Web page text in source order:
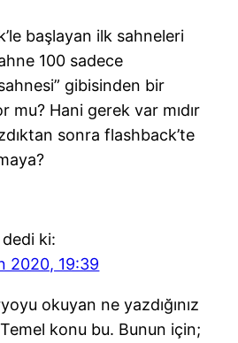
başlayan ilk sahneleri
100 sadece
gibisinden bir
mu? Hani gerek var mıdır
sonra flashback’te
dedi ki:
2020, 19:39
okuyan ne yazdığınız
Temel konu bu. Bunun için;